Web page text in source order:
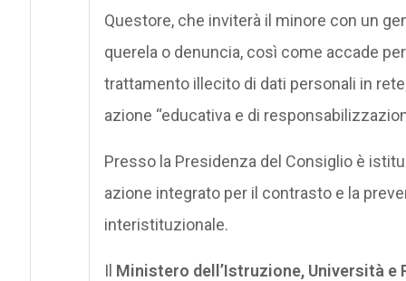
Questore, che inviterà il minore con un
querela o denuncia, così come accade
trattamento illecito di dati personali in
azione “educativa e di
Presso la Presidenza del Consiglio è
azione integrato per il contrasto e la
interistituzionale.
Il Ministero dell’Istruzione, Università